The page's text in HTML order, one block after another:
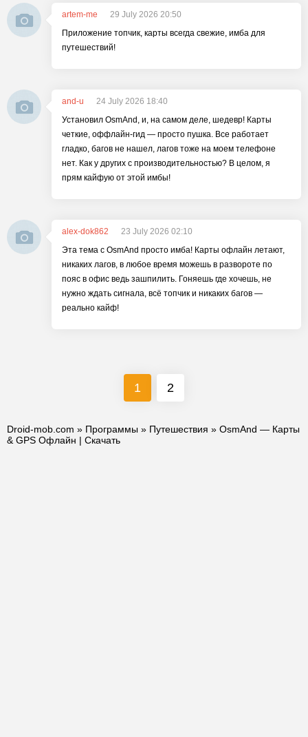
artem-me
29 July 2026 20:50
Приложение топчик, карты всегда свежие, имба для
путешествий!
and-u
24 July 2026 18:40
Установил OsmAnd, и, на самом деле, шедевр! Карты
четкие, оффлайн-гид — просто пушка. Все работает
гладко, багов не нашел, лагов тоже на моем телефоне
нет. Как у других с производительностью? В целом, я
прям кайфую от этой имбы!
alex-dok862
23 July 2026 02:10
Эта тема с OsmAnd просто имба! Карты офлайн летают,
никаких лагов, в любое время можешь в развороте по
пояс в офис ведь зашпилить. Гоняешь где хочешь, не
нужно ждать сигнала, всё топчик и никаких багов —
реально кайф!
1 2
Droid-mob.com » Программы » Путешествия » OsmAnd — Карты
& GPS Офлайн | Скачать